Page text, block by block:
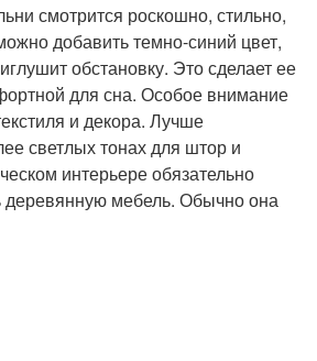
смотрится роскошно, стильно,
добавить темно-синий цвет,
обстановку. Это сделает ее
для сна. Особое внимание
и декора. Лучше
светлых тонах для штор и
интерьере обязательно
деревянную мебель. Обычно она